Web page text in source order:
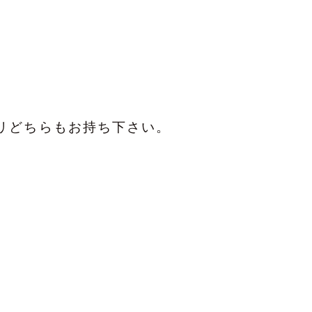
ちらもお持ち下さい。